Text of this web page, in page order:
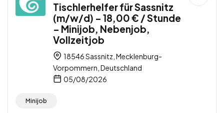
Tischlerhelfer für Sassnitz
(m/w/d) – 18,00 € / Stunde
– Minijob, Nebenjob,
Vollzeitjob
18546 Sassnitz, Mecklenburg-
Vorpommern, Deutschland
05/08/2026
Minijob